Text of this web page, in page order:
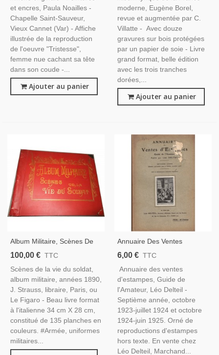
Vieux Cannet, Var
et encres, Paula Noailles -
Chapelle Saint-Sauveur,
Vieux Cannet (Var) - Affiche
illustrée de la reproduction
de l'oeuvre "Tristesse",
femme nue cachant sa tête
dans son coude -...
Ajouter au panier
XIXe Siècle
moderne, Eugène Borel,
revue et augmentée par C.
Villatte - Avec douze
gravures sur bois protégées
par un papier de soie - Livre
grand format, belle édition
avec les trois tranches
dorées,...
Ajouter au panier
Album Militaire, Scènes De
La Vie Du Soldat, 1890 -
Gravures,
100,00 € TTC
Scènes de la vie du soldat,
album militaire, années 1890,
J. Strauss, libraire, Paris, ou
Le Figaro - Beau livre format
à l'italienne 34 cm X 28 cm,
constitué de 135 planches en
couleurs. #Armée, uniformes
militaires...
Annuaire Des Ventes
D'estampes, Guide De
Catalogue Art, Peintres,
Graveurs
6,00 € TTC
Annuaire des ventes
d'estampes, Guide de
l'Amateur, Léo Delteil -
Septième année, octobre
1923-juillet 1924 et octobre
1924-juin 1925. Orné de
reproductions d'estampes
hors texte. En vente chez
Léo Delteil, Marchand...